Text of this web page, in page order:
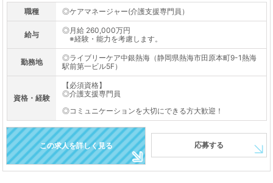
職種 ◎ケアマネージャー(介護支援専門員）
給与
◎月給 260,000万円
※経験・能力を考慮します。
勤務地
◎ライブリーケア中銀熱海（静岡県熱海市田原本町9-1熱海
駅前第一ビル5F）
資格・経験
【必須資格】
◎介護支援専門員
◎コミュニケーションを大切にできる方大歓迎！
この求人を詳しく見る 応募する